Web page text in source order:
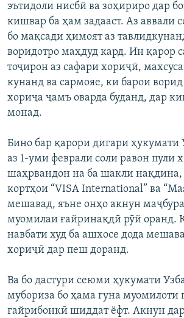
эътидоли нисбӣ ва зоҳириро дар
кишвар ба ҳам задааст. Аз аввали
бо мақсади ҳимоят аз
воридотро маҳдуд кард. Ин қарор
тоҷирон аз сафари хориҷӣ,
кунанд ва сармояе, ки барои
хориҷа ҷамъ оварда буданд, дар
монад.
Бино бар қарори дигари ҳукумати
аз 1-уми феврали соли равон пули
шаҳрвандон на ба шакли нақдина,
кортҳои “VISA International” ва
мешавад, яъне онҳо акнун
муомилаи ғайринақдӣ рӯй оранд.
навбати худ ба ашхосе дода
хориҷӣ дар пеш доранд.
Ва бо дастури сеюми ҳукумати
мубориза бо ҳама гуна муомилоти
ғайрибонкӣ шиддат ёфт. Акнун